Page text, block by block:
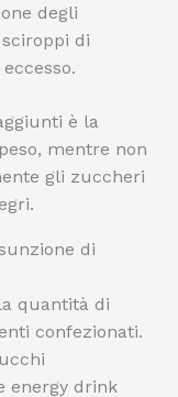
degli
di
è la
mentre non
gli zuccheri
di
quantità di
confezionati.
energy drink